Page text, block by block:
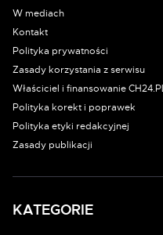
W mediach
Kontakt
Polityka prywatności
Zasady korzystania z serwisu
Właściciel i finansowanie CH24.PL
Polityka korekt i poprawek
Polityka etyki redakcyjnej
Zasady publikacji
KATEGORIE